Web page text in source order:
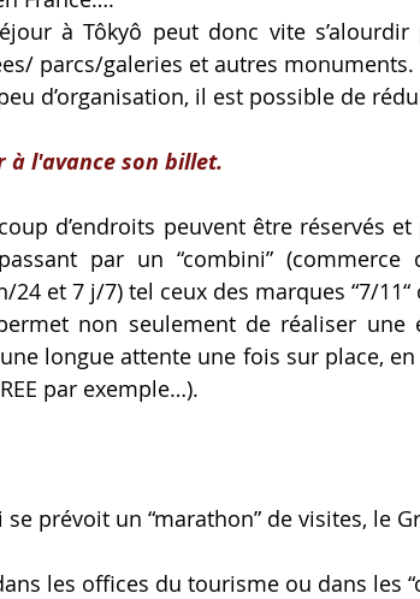
à Tôkyô peut donc vite
parcs/galeries et autres monuments.
d’organisation, il est possible de
à l'avance son billet.
d’endroits peuvent être réservés
par un “combini” (commerce
et 7 j/7) tel ceux des marques “7/11“
non seulement de réaliser une
longue attente une fois sur place,
par exemple…).
prévoit un “marathon” de visites, le
les offices du tourisme ou dans les